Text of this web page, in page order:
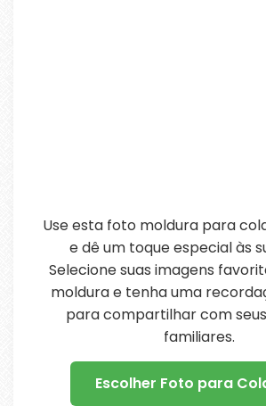
Use esta foto moldura para
e dê um toque especial às
Selecione suas imagens
moldura e tenha uma
para compartilhar com
familiares.
Escolher Foto para